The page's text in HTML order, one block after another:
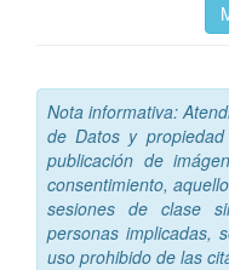
Nota informativa:
de Datos y
publicación de
consentimiento,
sesiones de clase
personas implicadas,
uso prohibido de las